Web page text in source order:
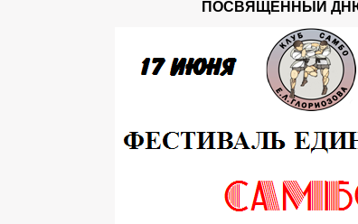
ПОСВЯЩЁННЫЙ